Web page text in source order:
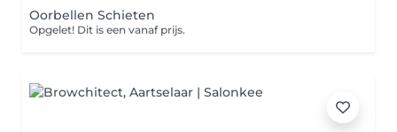
Oorbellen Schieten
Opgelet! Dit is een vanaf prijs.